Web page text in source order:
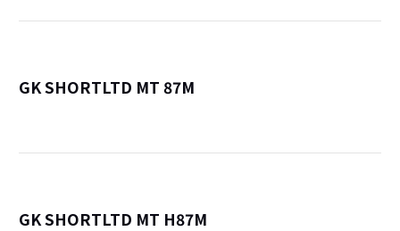
GK SHORTLTD MT 87M
GK SHORTLTD MT H87M